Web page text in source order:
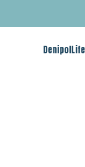
DenipolLife